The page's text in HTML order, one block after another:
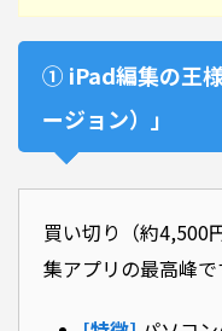
① iPad編集の王
ージョン）」
買い切り（約4,500
集アプリの最高峰で